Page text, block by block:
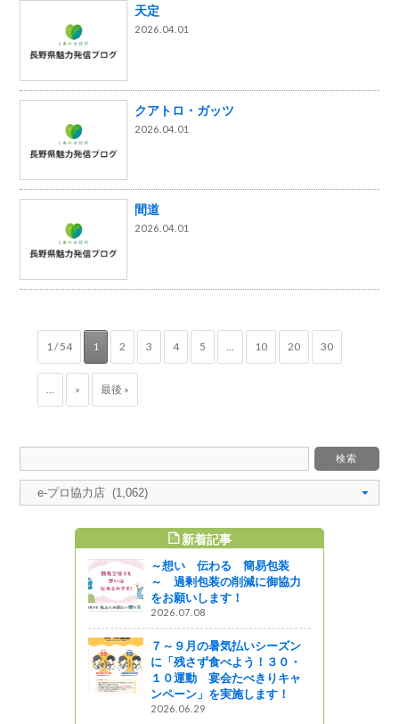
天定
2026.04.01
クアトロ・ガッツ
2026.04.01
間道
2026.04.01
1 / 54 1 2 3 4 5 ... 10 20 30
... » 最後 »
新着記事
～想い 伝わる 簡易包装
～ 過剰包装の削減に御協力
をお願いします！
2026.07.08
７～９月の暑気払いシーズン
に「残さず食べよう！３０・
１０運動 宴会たべきりキャ
ンペーン」を実施します！
2026.06.29